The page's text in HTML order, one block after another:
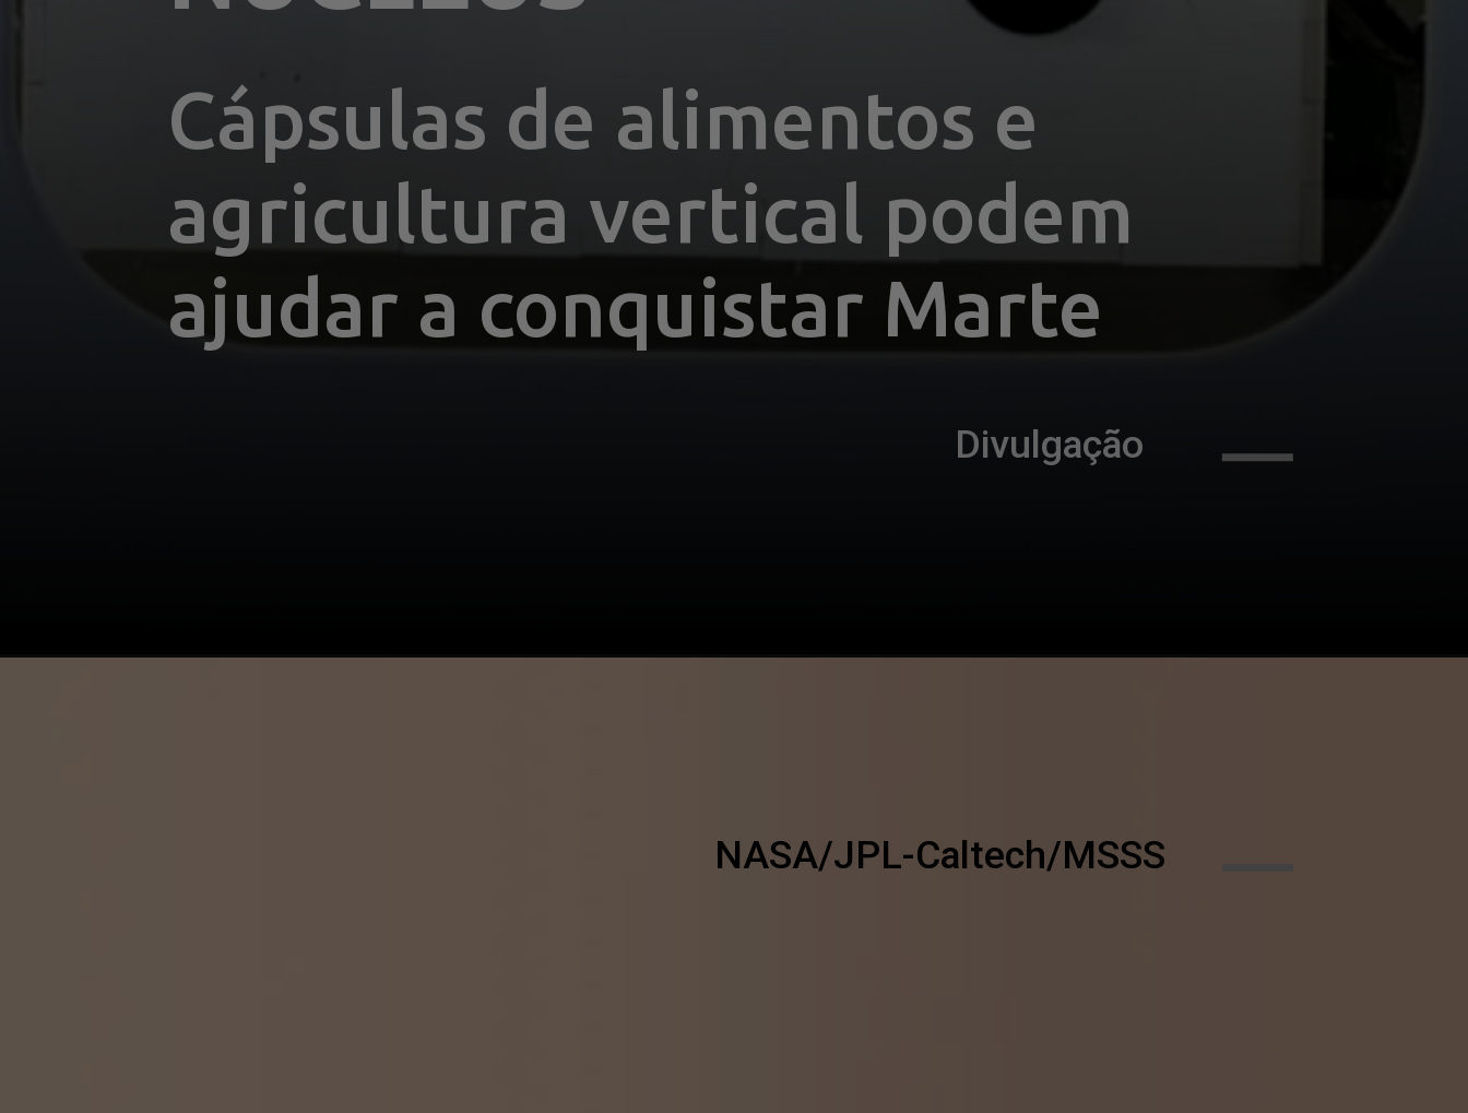
Cápsulas de alimentos e
agricultura vertical podem
ajudar a conquistar Marte
Divulgação
NASA/JPL-Caltech/MSSS